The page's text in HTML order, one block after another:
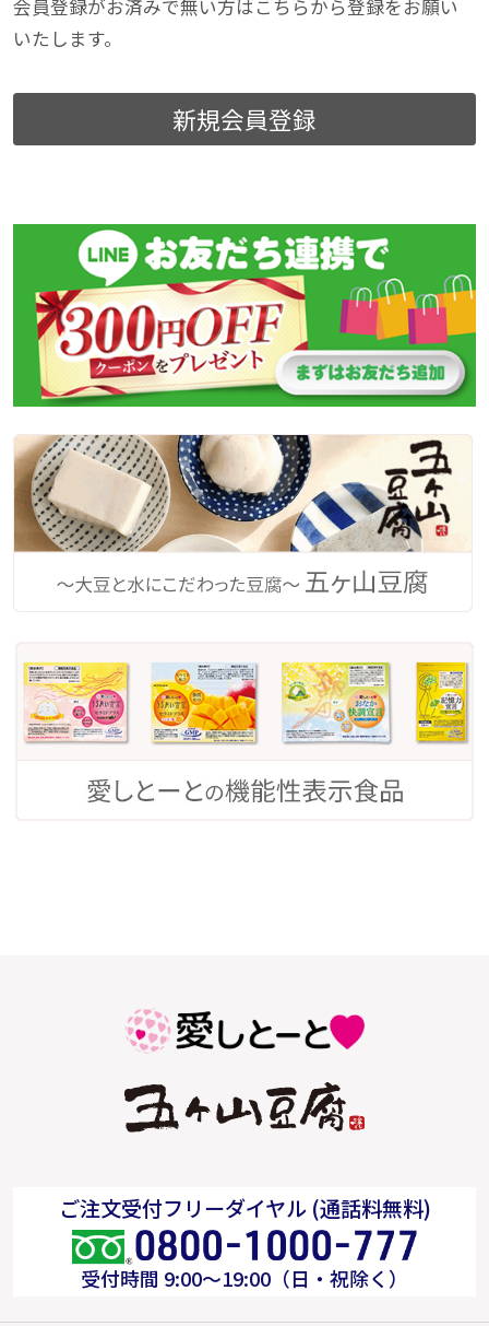
会員登録がお済みで無い方はこちらから登録をお願い
いたします。
新規会員登録
ご注文受付フリーダイヤル (通話料無料)
受付時間 9:00～19:00（日・祝除く）